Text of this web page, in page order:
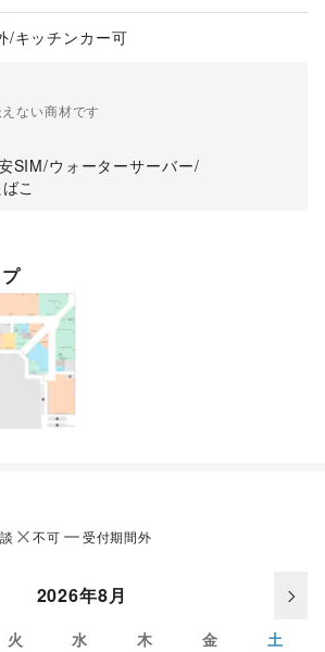
/キッチンカー可
ない商材です
SIM/ウォーターサーバー/
こ
不可 受付期間外
2026年8月
火 水 木 金 土